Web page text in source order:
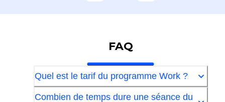
FAQ
Quel est le tarif du programme Work ?
Combien de temps dure une séance du